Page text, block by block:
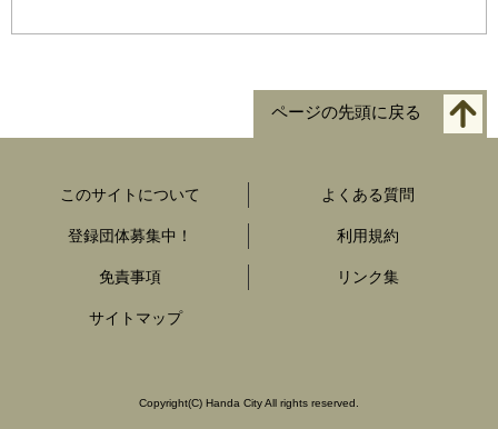
ページの先頭に戻る
このサイトについて よくある質問
登録団体募集中！ 利用規約
免責事項 リンク集
サイトマップ
Copyright(C) Handa City All rights reserved.